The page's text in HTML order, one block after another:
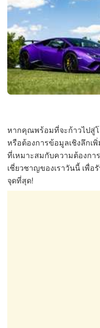
หากคุณพร้อมที่จะก้าวไปสู่
หรือต้องการข้อมูลเชิงลึกเ
ที่เหมาะสมกับความต้องกา
เชี่ยวชาญของเราวันนี้ เพื่
จุดที่สุด!